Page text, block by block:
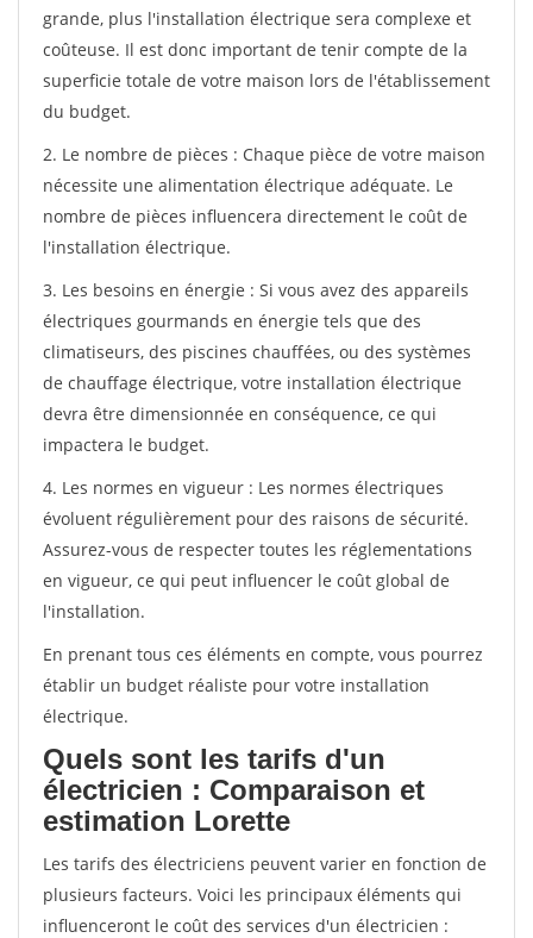
grande, plus l'installation électrique sera complexe et
coûteuse. Il est donc important de tenir compte de la
superficie totale de votre maison lors de l'établissement
du budget.
2. Le nombre de pièces : Chaque pièce de votre maison
nécessite une alimentation électrique adéquate. Le
nombre de pièces influencera directement le coût de
l'installation électrique.
3. Les besoins en énergie : Si vous avez des appareils
électriques gourmands en énergie tels que des
climatiseurs, des piscines chauffées, ou des systèmes
de chauffage électrique, votre installation électrique
devra être dimensionnée en conséquence, ce qui
impactera le budget.
4. Les normes en vigueur : Les normes électriques
évoluent régulièrement pour des raisons de sécurité.
Assurez-vous de respecter toutes les réglementations
en vigueur, ce qui peut influencer le coût global de
l'installation.
En prenant tous ces éléments en compte, vous pourrez
établir un budget réaliste pour votre installation
électrique.
Quels sont les tarifs d'un
électricien : Comparaison et
estimation Lorette
Les tarifs des électriciens peuvent varier en fonction de
plusieurs facteurs. Voici les principaux éléments qui
influenceront le coût des services d'un électricien :